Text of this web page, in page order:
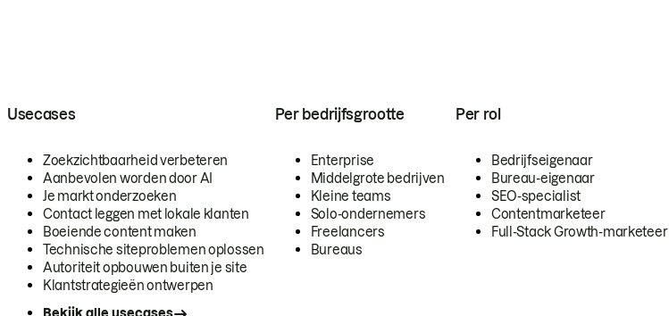
Usecases
Zoekzichtbaarheid verbeteren
Aanbevolen worden door AI
Je markt onderzoeken
Contact leggen met lokale klanten
Boeiende content maken
Technische siteproblemen oplossen
Autoriteit opbouwen buiten je site
Klantstrategieën ontwerpen
Per bedrijfsgrootte
Enterprise
Middelgrote bedrijven
Kleine teams
Solo-ondernemers
Freelancers
Bureaus
Per rol
Bedrijfseigenaar
Bureau-eigenaar
SEO-specialist
Contentmarketeer
Full-Stack Growth-marketeer